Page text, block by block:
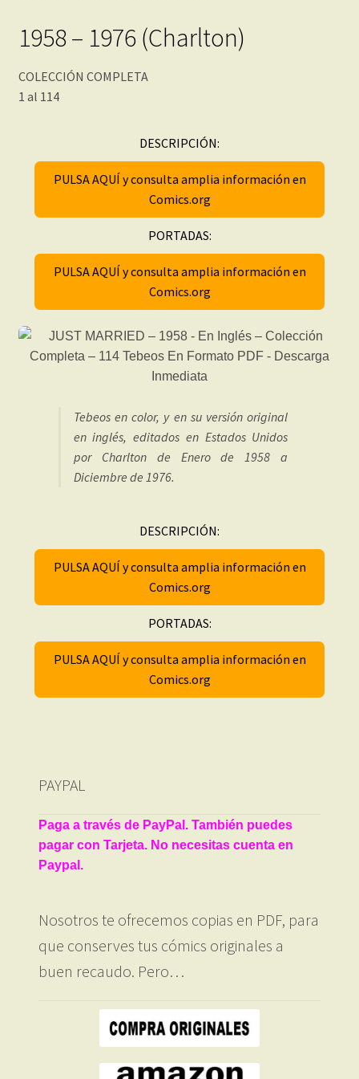
1958 – 1976 (Charlton)
COLECCIÓN COMPLETA
1 al 114
DESCRIPCIÓN:
PULSA AQUÍ y consulta amplia información en
Comics.org
PORTADAS:
PULSA AQUÍ y consulta amplia información en
Comics.org
Tebeos en color, y en su versión original
en inglés, editados en Estados Unidos
por Charlton de Enero de 1958 a
Diciembre de 1976.
DESCRIPCIÓN:
PULSA AQUÍ y consulta amplia información en
Comics.org
PORTADAS:
PULSA AQUÍ y consulta amplia información en
Comics.org
PAYPAL
Paga a través de PayPal. También puedes
pagar con Tarjeta. No necesitas cuenta en
Paypal.
Nosotros te ofrecemos copias en PDF, para
que conserves tus cómics originales a
buen recaudo. Pero…